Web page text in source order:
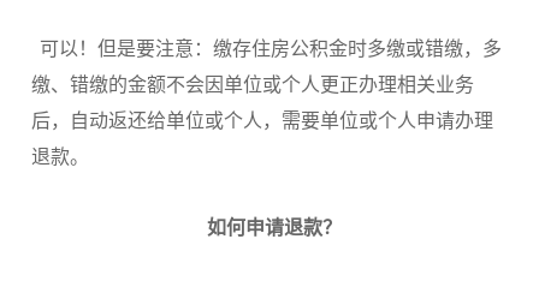
可以！但是要注意：缴存住房公积金时多缴或错缴，多
缴、错缴的金额不会因单位或个人更正办理相关业务
后，自动返还给单位或个人，需要单位或个人申请办理
退款。
如何申请退款？